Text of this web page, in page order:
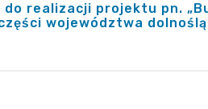
do realizacji projektu pn.
województwa